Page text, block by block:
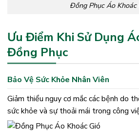
Đồng Phục Áo Khoác
Ưu Điểm Khi Sử Dụng
Đồng Phục
Bảo Vệ Sức Khỏe Nhân Viên
Giảm thiểu nguy cơ mắc các bệnh do
sức khỏe và sự thoải mái trong công